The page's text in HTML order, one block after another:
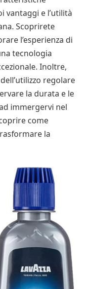
vantaggi e l’utilità
Scoprirete
l’esperienza di
tecnologia
Inoltre,
regolare
la durata e le
immergervi nel
come
la